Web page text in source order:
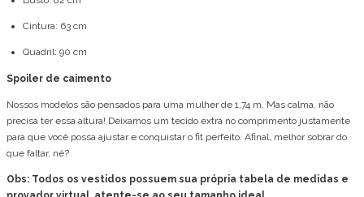
Cintura: 63 cm
Quadril: 90 cm
Spoiler de caimento
Nossos modelos são pensados para uma mulher de 1,74 m. Mas calma, não
precisa ter essa altura! Deixamos um tecido extra no comprimento justamente
para que você possa ajustar e conquistar o fit perfeito. Afinal, melhor sobrar do
que faltar, né?
Obs: Todos os vestidos possuem sua própria tabela de medidas e